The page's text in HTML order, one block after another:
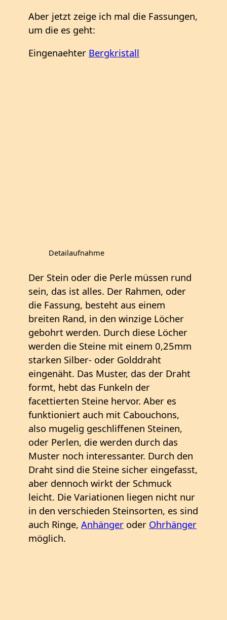
Aber jetzt zeige ich mal die Fassungen,
um die es geht:
Eingenaehter Bergkristall
Detailaufnahme
Der Stein oder die Perle müssen rund
sein, das ist alles. Der Rahmen, oder
die Fassung, besteht aus einem
breiten Rand, in den winzige Löcher
gebohrt werden. Durch diese Löcher
werden die Steine mit einem 0,25mm
starken Silber- oder Golddraht
eingenäht. Das Muster, das der Draht
formt, hebt das Funkeln der
facettierten Steine hervor. Aber es
funktioniert auch mit Cabouchons,
also mugelig geschliffenen Steinen,
oder Perlen, die werden durch das
Muster noch interessanter. Durch den
Draht sind die Steine sicher eingefasst,
aber dennoch wirkt der Schmuck
leicht. Die Variationen liegen nicht nur
in den verschieden Steinsorten, es sind
auch Ringe, Anhänger oder Ohrhänger
möglich.